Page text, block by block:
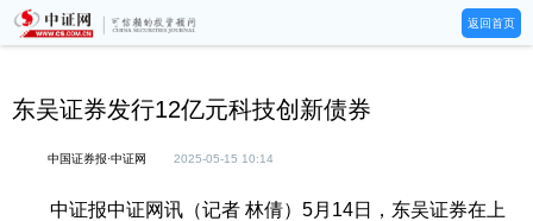
返回首页
东吴证券发行12亿元科技创新债券
中国证券报·中证网 2025-05-15 10:14
中证报中证网讯（记者 林倩）5月14日，东吴证券在上